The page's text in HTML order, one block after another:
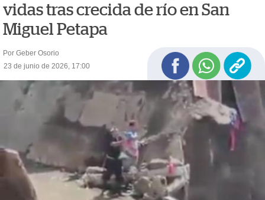
vidas tras crecida de río en San
Miguel Petapa
Por Geber Osorio
23 de junio de 2026, 17:00